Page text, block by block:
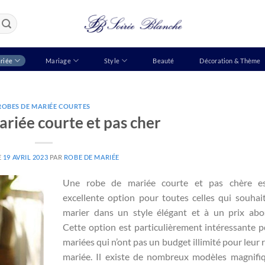
Mariage Style Beauté Décoration & Thème
DE MARIÉE COURTES
courte et pas cher
19 AVRIL 2023 PAR ROBE DE MARIÉE
Une robe de mariée courte et pas chère
excellente option pour toutes celles qui
marier dans un style élégant et à un prix
Cette option est particulièrement intéressante
mariées qui n’ont pas un budget illimité pour leur
mariée. Il existe de nombreux modèles